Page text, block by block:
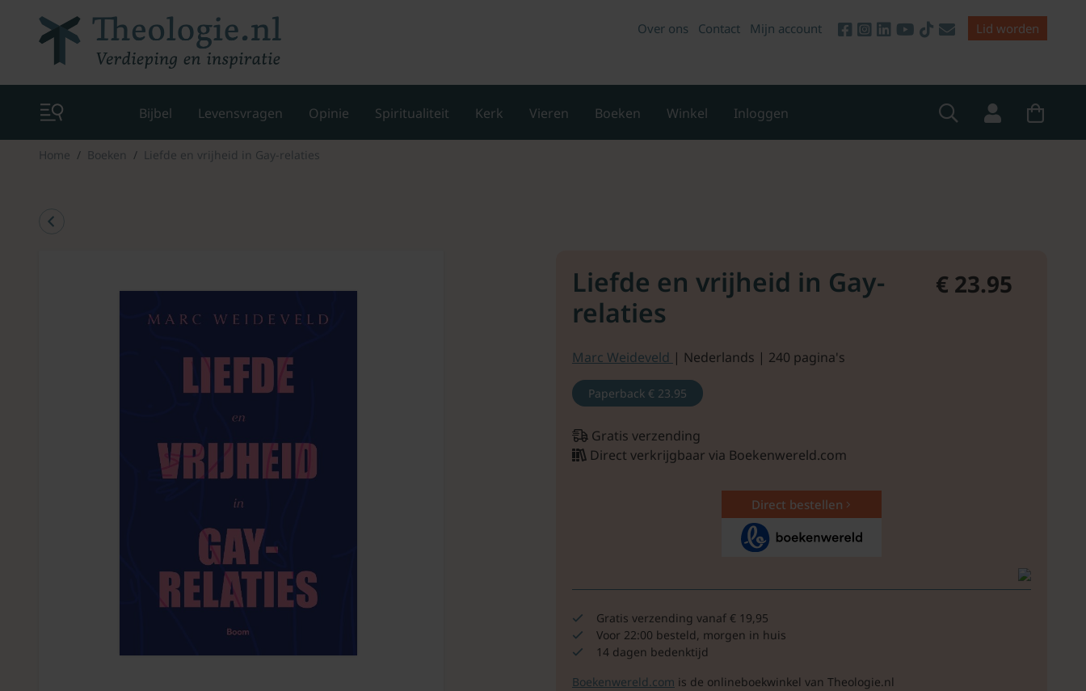
Over ons Contact Mijn account Lid worden
Bijbel Levensvragen Opinie Spiritualiteit Kerk Vieren Boeken Winkel Inloggen
Home Boeken Liefde en vrijheid in Gay-relaties
Liefde en vrijheid in Gay-
relaties
€ 23.95
Marc Weideveld | Nederlands | 240 pagina's
Paperback € 23.95
Gratis verzending
Direct verkrijgbaar via Boekenwereld.com
Direct bestellen
Gratis verzending vanaf € 19,95
Voor 22:00 besteld, morgen in huis
14 dagen bedenktijd
Boekenwereld.com is de onlineboekwinkel van Theologie.nl